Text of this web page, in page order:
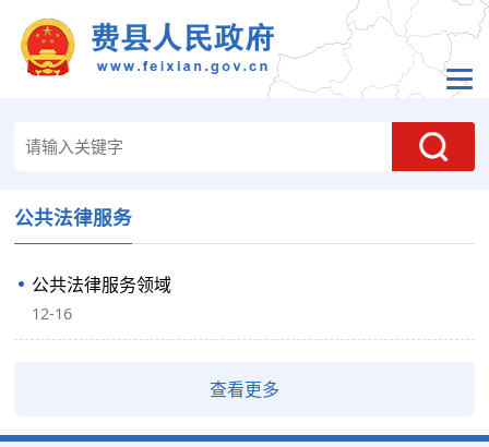
公共法律服务
公共法律服务领域
12-16
查看更多